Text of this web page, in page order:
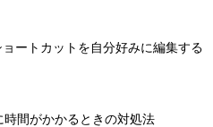
ートカットを自分好みに編集する
時間がかかるときの対処法